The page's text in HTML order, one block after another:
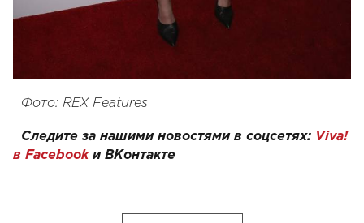
Фото: REX Features
Следите за нашими новостями в соцсетях: Viva!
в Facebookи ВКонтакте